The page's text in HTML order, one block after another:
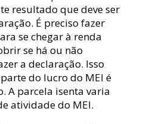
resultado que deve ser
É preciso fazer
se chegar à renda
se há ou não
a declaração. Isso
do lucro do MEI é
A parcela isenta varia
atividade do MEI.